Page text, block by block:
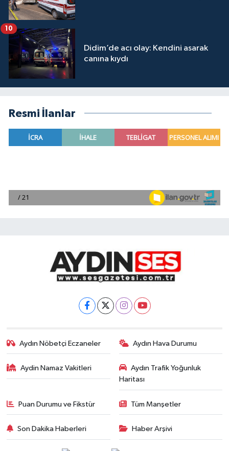
Didim’de acı olay: Kendini asarak
canına kıydı
10
Resmi İlanlar
Aydın Nöbetçi Eczaneler Aydın Hava Durumu
Aydin Namaz Vakitleri
Aydın Trafik Yoğunluk
Haritası
Puan Durumu ve Fikstür Tüm Manşetler
Son Dakika Haberleri Haber Arşivi